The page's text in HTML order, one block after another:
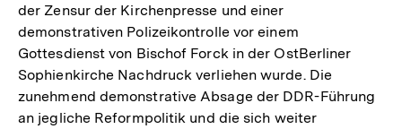
Auflösung
der
Fußnote
der Zensur der Kirchenpresse und einer
demonstrativen Polizeikontrolle vor einem
Gottesdienst von Bischof Forck in der OstBerliner
Sophienkirche Nachdruck verliehen wurde. Die
zunehmend demonstrative Absage der DDR-Führung
an jegliche Reformpolitik und die sich weiter